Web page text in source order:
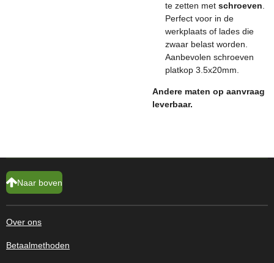
te zetten met schroeven
Perfect voor in de
werkplaats of lades die
zwaar belast worden.
Aanbevolen schroeven
platkop 3.5x20mm.
Andere maten op aanvraag
leverbaar.
Naar boven
Over ons
Betaalmethoden